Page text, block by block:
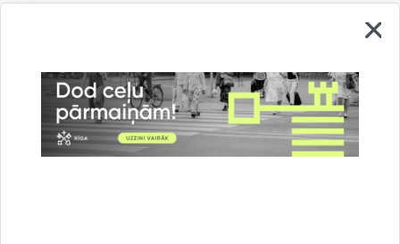
Rīgas pilsētas pagaidu administrācijas
14.sēde (ārkārtas)
Sēdes darba kārtība: Grozījumi Rīgas domes 2016.
gada 19. aprīļa saistošajos noteikumos Nr. 198 "Par